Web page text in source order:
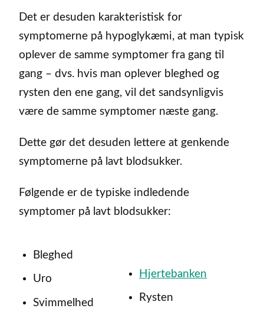
Det er desuden karakteristisk for
symptomerne på hypoglykæmi, at man typisk
oplever de samme symptomer fra gang til
gang – dvs. hvis man oplever bleghed og
rysten den ene gang, vil det sandsynligvis
være de samme symptomer næste gang.
Dette gør det desuden lettere at genkende
symptomerne på lavt blodsukker.
Følgende er de typiske indledende
symptomer på lavt blodsukker:
Bleghed
Uro
Svimmelhed
Hjertebanken
Rysten